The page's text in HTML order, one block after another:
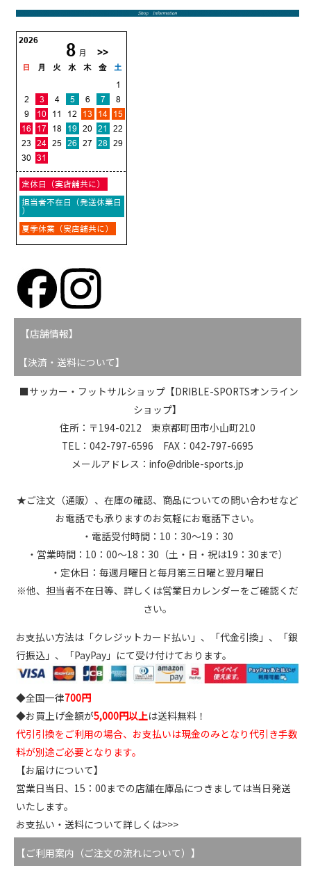
【店舗情報】
【決済・送料について】
■サッカー・フットサルショップ【DRIBLE-SPORTSオンライン
ショップ】
住所：〒194-0212 東京都町田市小山町210
TEL：042-797-6596 FAX：042-797-6695
メールアドレス：info@drible-sports.jp
★ご注文（通販）、在庫の確認、商品についての問い合わせなど
お電話でも承りますのお気軽にお電話下さい。
・電話受付時間：10：30～19：30
・営業時間：10：00～18：30（土・日・祝は19：30まで）
・定休日：毎週月曜日と毎月第三日曜と翌月曜日
※他、担当者不在日等、詳しくは営業日カレンダーをご確認くだ
さい。
お支払い方法は「クレジットカード払い」、「代金引換」、「銀
行振込」、「PayPay」にて受け付けております。
◆全国一律700円
◆お買上げ金額が5,000円以上は送料無料！
代引引換をご利用の場合、お支払いは現金のみとなり代引き手数
料が別途ご必要となります。
【お届けについて】
営業日当日、15：00までの店舗在庫品につきましては当日発送
いたします。
お支払い・送料について詳しくは>>>
【ご利用案内（ご注文の流れについて）】